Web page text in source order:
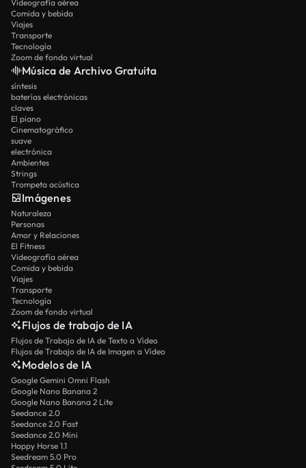
Videografía aérea
Comida y bebida
Viajes
Transporte
Tecnología
Zoom de fondo virtual
Música de Archivo Gratuita
síntesis
baterías electrónicas
claves
El piano
Cinematográfico
suave
electrónica
Ambientes
Strings
Trompeta acústica
Imágenes
Naturaleza
Personas
Amor y Relaciones
El Fitness
Videografía aérea
Comida y bebida
Viajes
Transporte
Tecnología
Zoom de fondo virtual
Flujos de trabajo de IA
Flujos de Trabajo de IA de Texto a Vídeo
Flujos de Trabajo de IA de Imagen a Vídeo
Modelos de IA
Google Gemini Omni Flash
Google Nano Banana 2
Google Nano Banana 2 Lite
Seedance 2.0
Seedance 2.0 Fast
Seedance 2.0 Mini
Happy Horse 1.1
Seedream 5.0 Pro